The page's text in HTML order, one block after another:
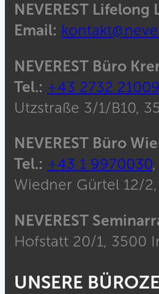
NEVEREST
Email:
NEVEREST Büro
Tel.: +43 2732 21009
Utzstraße 3/1/B10,
NEVEREST Büro
Tel.: +43 1 9970030,
Wiedner Gürtel 12/
NEVEREST
Hofstatt 20/1, 3500
UNSERE